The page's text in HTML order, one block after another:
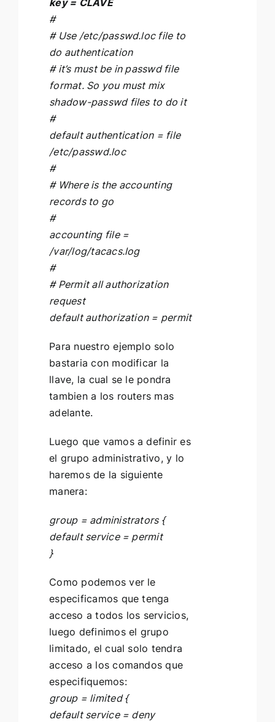
key = CLAVE
#
# Use /etc/passwd.loc file to
do authentication
# it’s must be in passwd file
format. So you must mix
shadow-passwd files to do it
#
default authentication = file
/etc/passwd.loc
#
# Where is the accounting
records to go
#
accounting file =
/var/log/tacacs.log
#
# Permit all authorization
request
default authorization = permit
Para nuestro ejemplo solo
bastaria con modificar la
llave, la cual se le pondra
tambien a los routers mas
adelante.
Luego que vamos a definir es
el grupo administrativo, y lo
haremos de la siguiente
manera:
group = administrators {
default service = permit
}
Como podemos ver le
especificamos que tenga
acceso a todos los servicios,
luego definimos el grupo
limitado, el cual solo tendra
acceso a los comandos que
especifiquemos:
group = limited {
default service = deny